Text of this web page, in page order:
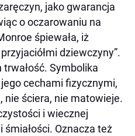
jako gwarancja
o oczarowaniu na
śpiewała, iż
dziewczyny”.
Symbolika
cechami fizycznymi,
nie ściera, nie matowieje.
i wiecznej
śmiałości. Oznacza też